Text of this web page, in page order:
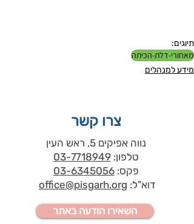
תיוגים:
מאחורי-דלת-הכיתה
מידע למנהלים
צרו קשר
נווה אפיקים 5, ראש העין
טלפון:03-7718949
פקס:03-6345056
דוא"ל: office@pisgarh.org
השאירו הודעה באתר